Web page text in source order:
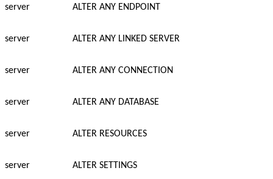
server ALTER ANY ENDPOINT
server ALTER ANY LINKED SERVER
server ALTER ANY CONNECTION
server ALTER ANY DATABASE
server ALTER RESOURCES
server ALTER SETTINGS